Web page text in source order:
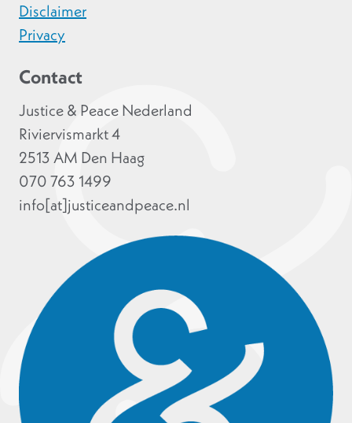
Disclaimer
Privacy
Contact
Justice & Peace Nederland
Riviervismarkt 4
2513 AM Den Haag
070 763 1499
info[at]justiceandpeace.nl